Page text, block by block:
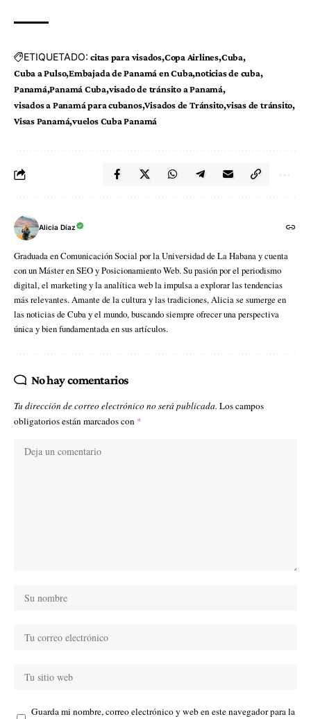
ETIQUETADO: citas para visados Copa Airlines Cuba
Cuba a Pulso Embajada de Panamá en Cuba noticias de cuba
Panamá Panamá Cuba visado de tránsito a Panamá
visados a Panamá para cubanos Visados de Tránsito visas de tránsito
Visas Panamá vuelos Cuba Panamá
Alicia Díaz
Graduada en Comunicación Social por la Universidad de La Habana y cuenta
con un Máster en SEO y Posicionamiento Web. Su pasión por el periodismo
digital, el marketing y la analítica web la impulsa a explorar las tendencias
más relevantes. Amante de la cultura y las tradiciones, Alicia se sumerge en
las noticias de Cuba y el mundo, buscando siempre ofrecer una perspectiva
única y bien fundamentada en sus artículos.
No hay comentarios
Tu dirección de correo electrónico no será publicada. Los campos
obligatorios están marcados con *
Guarda mi nombre, correo electrónico y web en este navegador para la